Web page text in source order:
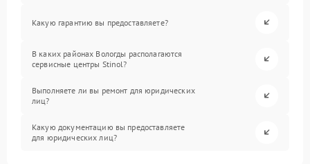
Какую гарантию вы предоставляете?
В каких районах Вологды располагаются
сервисные центры Stinol?
Выполняете ли вы ремонт для юридических
лиц?
Какую документацию вы предоставляете
для юридических лиц?